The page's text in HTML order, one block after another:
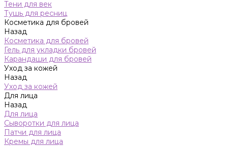
Тени для век
Тушь для ресниц
Косметика для бровей
Назад
Косметика для бровей
Гель для укладки бровей
Карандаши для бровей
Уход за кожей
Назад
Уход за кожей
Для лица
Назад
Для лица
Сыворотки для лица
Патчи для лица
Кремы для лица